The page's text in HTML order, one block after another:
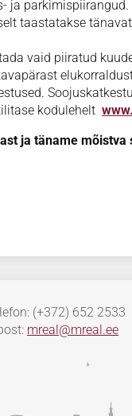
ja
taastatakse
vaid piiratud
kodulehelt
ja täname mõistva
(+372) 652 2533
mreal@mreal.ee